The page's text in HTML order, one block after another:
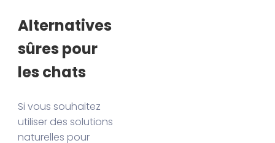
Alternatives
sûres pour
les chats
Si vous souhaitez
utiliser des solutions
naturelles pour